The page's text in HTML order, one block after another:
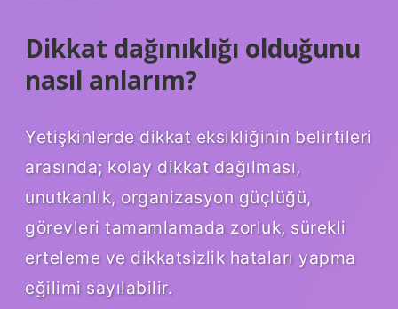
Dikkat dağınıklığı olduğunu
nasıl anlarım?
Yetişkinlerde dikkat eksikliğinin belirtileri
arasında; kolay dikkat dağılması,
unutkanlık, organizasyon güçlüğü,
görevleri tamamlamada zorluk, sürekli
erteleme ve dikkatsizlik hataları yapma
eğilimi sayılabilir.